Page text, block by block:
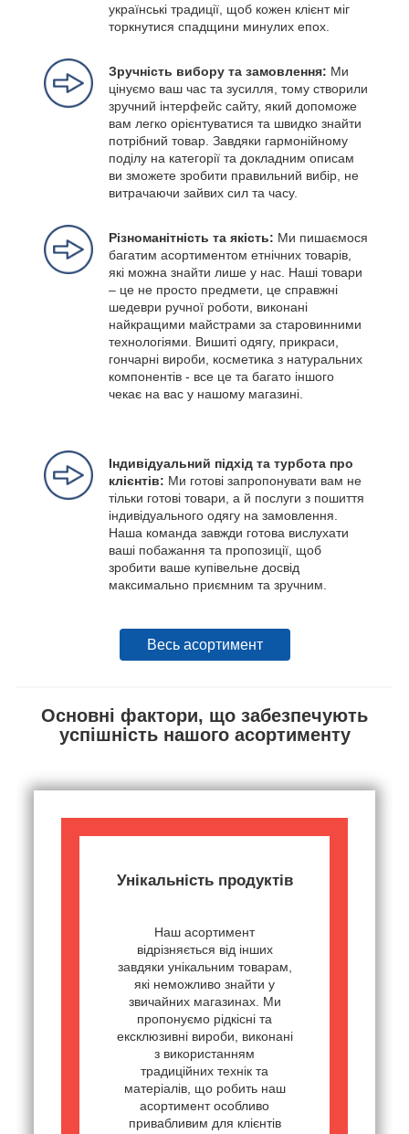
українські традиції, щоб кожен клієнт міг
торкнутися спадщини минулих епох.
Зручність вибору та замовлення: Ми
цінуємо ваш час та зусилля, тому створили
зручний інтерфейс сайту, який допоможе
вам легко орієнтуватися та швидко знайти
потрібний товар. Завдяки гармонійному
поділу на категорії та докладним описам
ви зможете зробити правильний вибір, не
витрачаючи зайвих сил та часу.
Різноманітність та якість: Ми пишаємося
багатим асортиментом етнічних товарів,
які можна знайти лише у нас. Наші товари
– це не просто предмети, це справжні
шедеври ручної роботи, виконані
найкращими майстрами за старовинними
технологіями. Вишиті одягу, прикраси,
гончарні вироби, косметика з натуральних
компонентів - все це та багато іншого
чекає на вас у нашому магазині.
Індивідуальний підхід та турбота про
клієнтів: Ми готові запропонувати вам не
тільки готові товари, а й послуги з пошиття
індивідуального одягу на замовлення.
Наша команда завжди готова вислухати
ваші побажання та пропозиції, щоб
зробити ваше купівельне досвід
максимально приємним та зручним.
Весь асортимент
Основні фактори, що забезпечують
успішність нашого асортименту
Унікальність продуктів
Наш асортимент
відрізняється від інших
завдяки унікальним товарам,
які неможливо знайти у
звичайних магазинах. Ми
пропонуємо рідкісні та
ексклюзивні вироби, виконані
з використанням
традиційних технік та
матеріалів, що робить наш
асортимент особливо
привабливим для клієнтів